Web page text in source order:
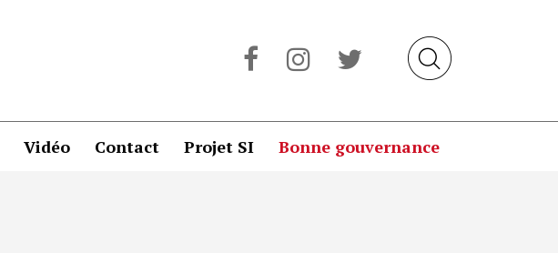
Vidéo Contact Projet SI Bonne gouvernance